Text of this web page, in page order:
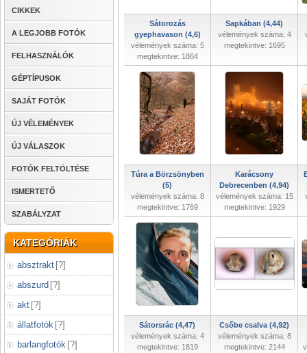
CIKKEK
A LEGJOBB FOTÓK
FELHASZNÁLÓK
GÉPTÍPUSOK
SAJÁT FOTÓK
ÚJ VÉLEMÉNYEK
ÚJ VÁLASZOK
FOTÓK FELTÖLTÉSE
ISMERTETŐ
SZABÁLYZAT
KATEGÓRIÁK
absztrakt [?]
abszurd [?]
akt [?]
állatfotók [?]
barlangfotók [?]
Sátorozás
gyephavason (4,6)
vélemények száma: 5
megtekintve: 1864
Sapkában (4,44)
vélemények száma: 4
megtekintve: 1695
Túra a Börzsönyben
(5)
vélemények száma: 8
megtekintve: 1769
Karácsony
Debrecenben (4,94)
vélemények száma: 15
megtekintve: 1929
Sátorsrác (4,47)
vélemények száma: 4
megtekintve: 1819
Csőbe csalva (4,92)
vélemények száma: 8
megtekintve: 2144